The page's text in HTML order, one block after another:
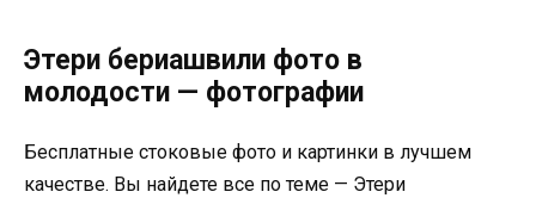
Этери бериашвили фото в
молодости — фотографии
Бесплатные стоковые фото и картинки в лучшем
качестве. Вы найдете все по теме — Этери